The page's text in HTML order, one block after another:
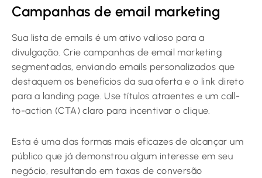
Campanhas de email marketing
Sua lista de emails é um ativo valioso para a
divulgação. Crie campanhas de email marketing
segmentadas, enviando emails personalizados que
destaquem os benefícios da sua oferta e o link direto
para a landing page. Use títulos atraentes e um call-
to-action (CTA) claro para incentivar o clique.
Esta é uma das formas mais eficazes de alcançar um
público que já demonstrou algum interesse em seu
negócio, resultando em taxas de conversão